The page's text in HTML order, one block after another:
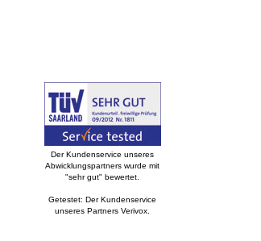
Der Kundenservice unseres
Abwicklungspartners wurde mit
"sehr gut" bewertet.
Getestet: Der Kundenservice
unseres Partners Verivox.